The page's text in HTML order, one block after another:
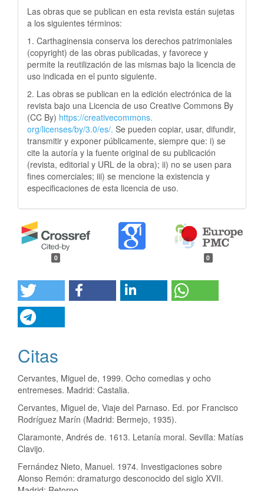
Las obras que se publican en esta revista están sujetas
a los siguientes términos:
1. Carthaginensia conserva los derechos patrimoniales
(copyright) de las obras publicadas, y favorece y
permite la reutilización de las mismas bajo la licencia de
uso indicada en el punto siguiente.
2. Las obras se publican en la edición electrónica de la
revista bajo una Licencia de uso Creative Commons By
(CC By) https://creativecommons.
org/licenses/by/3.0/es/. Se pueden copiar, usar, difundir,
transmitir y exponer públicamente, siempre que: i) se
cite la autoría y la fuente original de su publicación
(revista, editorial y URL de la obra); ii) no se usen para
fines comerciales; iii) se mencione la existencia y
especificaciones de esta licencia de uso.
0 0
Citas
Cervantes, Miguel de, 1999. Ocho comedias y ocho
entremeses. Madrid: Castalia.
Cervantes, Miguel de, Viaje del Parnaso. Ed. por Francisco
Rodríguez Marín (Madrid: Bermejo, 1935).
Claramonte, Andrés de. 1613. Letanía moral. Sevilla: Matías
Clavijo.
Fernández Nieto, Manuel. 1974. Investigaciones sobre
Alonso Remón: dramaturgo desconocido del siglo XVII.